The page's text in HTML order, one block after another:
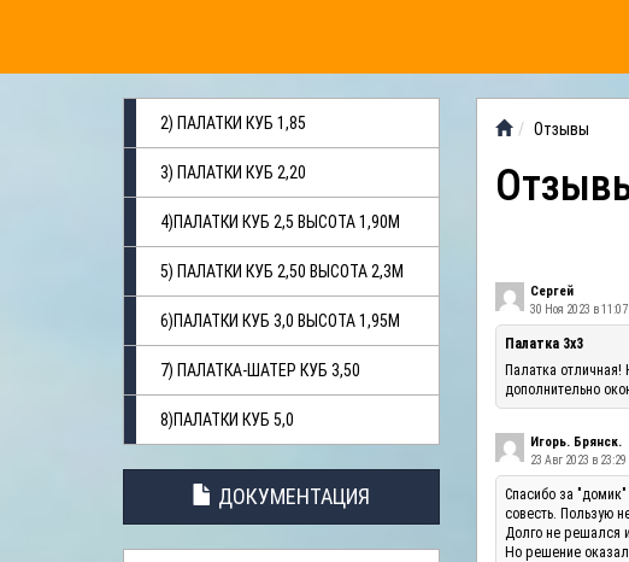
2) ПАЛАТКИ КУБ 1,85
3) ПАЛАТКИ КУБ 2,20
4)ПАЛАТКИ КУБ 2,5 ВЫСОТА 1,90М
5) ПАЛАТКИ КУБ 2,50 ВЫСОТА 2,3М
6)ПАЛАТКИ КУБ 3,0 ВЫСОТА 1,95М
7) ПАЛАТКА-ШАТЕР КУБ 3,50
8)ПАЛАТКИ КУБ 5,0
ДОКУМЕНТАЦИЯ
Отзывы
Сергей
30 Ноя 2023 в 11:07
Палатка 3х3
Палатка
дополнительно
Игорь. Брянск.
23 Авг 2023 в 23:29
Спасибо за
совесть. Пользую
Долго не решался
Но решение